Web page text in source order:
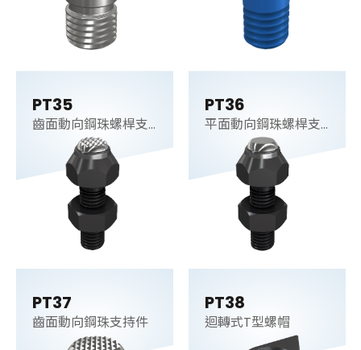
PT35
齒面動向鋼珠螺桿支
PT36
平面動向鋼珠螺桿支
PT37
齒面動向鋼珠支持件
PT38
迴轉式T型螺帽